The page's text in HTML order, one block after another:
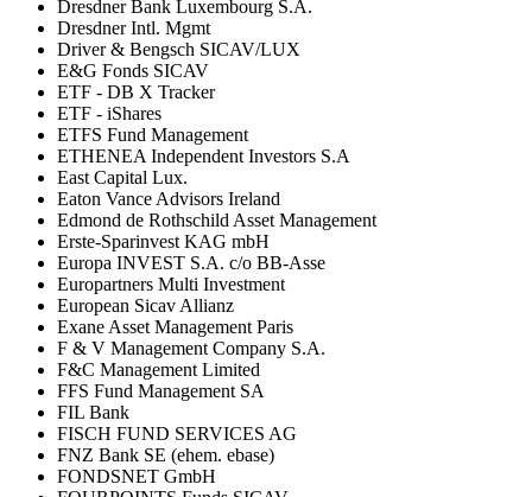
Dresdner Bank Luxembourg S.A.
Dresdner Intl. Mgmt
Driver & Bengsch SICAV/LUX
E&G Fonds SICAV
ETF - DB X Tracker
ETF - iShares
ETFS Fund Management
ETHENEA Independent Investors S.A
East Capital Lux.
Eaton Vance Advisors Ireland
Edmond de Rothschild Asset Management
Erste-Sparinvest KAG mbH
Europa INVEST S.A. c/o BB-Asse
Europartners Multi Investment
European Sicav Allianz
Exane Asset Management Paris
F & V Management Company S.A.
F&C Management Limited
FFS Fund Management SA
FIL Bank
FISCH FUND SERVICES AG
FNZ Bank SE (ehem. ebase)
FONDSNET GmbH